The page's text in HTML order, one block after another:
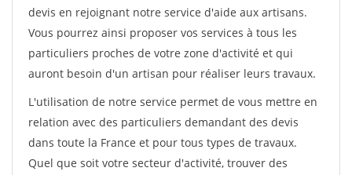
devis en rejoignant notre service d'aide aux artisans.
Vous pourrez ainsi proposer vos services à tous les
particuliers proches de votre zone d'activité et qui
auront besoin d'un artisan pour réaliser leurs travaux.
L'utilisation de notre service permet de vous mettre en
relation avec des particuliers demandant des devis
dans toute la France et pour tous types de travaux.
Quel que soit votre secteur d'activité, trouver des